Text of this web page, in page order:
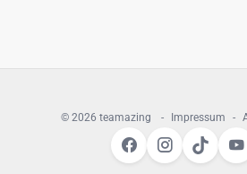
© 2026 teamazing - Impressum -